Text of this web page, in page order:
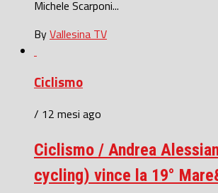
Michele Scarponi...
ByVallesina TV
Ciclismo
/ 12 mesi ago
Ciclismo / Andrea
cycling) vince la 19°